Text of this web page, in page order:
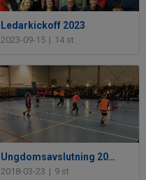
Ledarkickoff 2023
2023-09-15 | 14 st
Ungdomsavslutning 2018
2018-03-23 | 9 st